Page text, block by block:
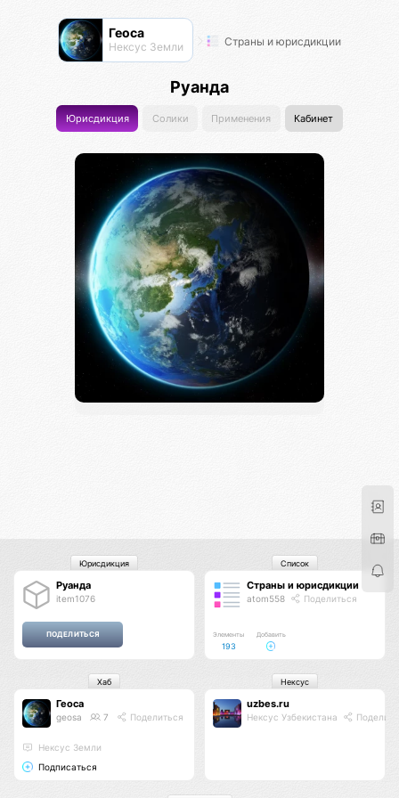
Геоса
Нексус Земли Страны и юрисдикции
Руанда
Юрисдикция Солики Применения Кабинет
Руанда
item1076
Юрисдикция
Страны и юрисдикции
atom558 Поделиться
Элементы
193
Добавить
Список
Геоса
geosa 7 Поделиться
Нексус Земли
Подписаться
Хаб
uzbes.ru
Нексус Узбекистана
Нексус